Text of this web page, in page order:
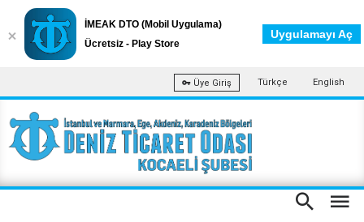
Üye Giriş Türkçe English
İMEAK DTO (Mobil Uygulama)
Ücretsiz - Play Store
Uygulamayı Aç